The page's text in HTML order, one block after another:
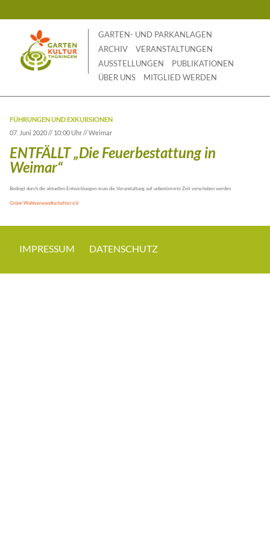
GARTEN- UND PARKANLAGEN
ARCHIV
VERANSTALTUNGEN
AUSSTELLUNGEN
PUBLIKATIONEN
ÜBER UNS
MITGLIED WERDEN
FÜHRUNGEN UND EXKURSIONEN
07. Juni 2020 // 10:00 Uhr // Weimar
ENTFÄLLT „Die Feuerbestattung in
Weimar“
Bedingt durch die aktuellen Entwicklungen muss die Veranstaltung auf unbestimmte Zeit verschoben werden
Grüne Wahlverwandtschaften e.V.
IMPRESSUM DATENSCHUTZ